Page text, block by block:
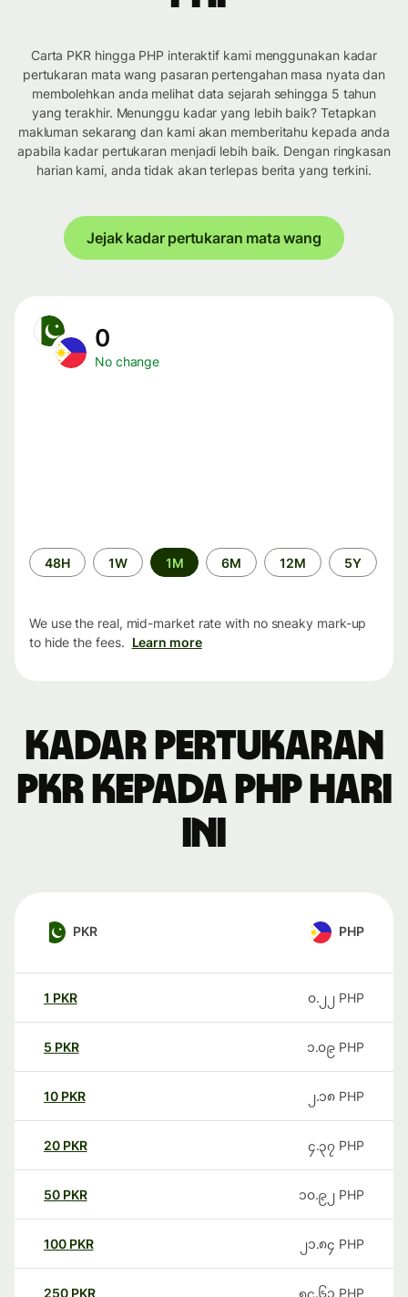
Carta PKR hingga PHP interaktif kami menggunakan kadar
pertukaran mata wang pasaran pertengahan masa nyata dan
membolehkan anda melihat data sejarah sehingga 5 tahun
yang terakhir. Menunggu kadar yang lebih baik? Tetapkan
makluman sekarang dan kami akan memberitahu kepada anda
apabila kadar pertukaran menjadi lebih baik. Dengan ringkasan
harian kami, anda tidak akan terlepas berita yang terkini.
Jejak kadar pertukaran mata wang
0
No change
Time
period
48H 1W 1M 6M 12M 5Y
We use the real, mid-market rate with no sneaky mark-up
to hide the fees. Learn more
Kadar pertukaran
PKR kepada PHP hari
ini
PKR PHP
1 PKR ၀.၂၂ PHP
5 PKR ၁.၀၉ PHP
10 PKR ၂.၁၈ PHP
20 PKR ၄.၃၇ PHP
50 PKR ၁၀.၉၂ PHP
100 PKR ၂၁.၈၄ PHP
250 PKR ၅၄.၆၁ PHP